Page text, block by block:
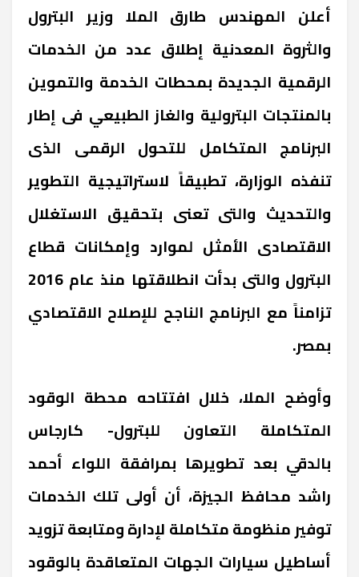
أعلن المهندس طارق الملا وزير البترول
والثروة المعدنية إطلاق عدد من الخدمات
الرقمية الجديدة بمحطات الخدمة والتموين
بالمنتجات البترولية والغاز الطبيعي فى إطار
البرنامج المتكامل للتحول الرقمى الذى
تنفذه الوزارة، تطبيقاً لاستراتيجية التطوير
والتحديث والتى تعنى بتحقيق الاستغلال
الاقتصادى الأمثل لموارد وإمكانات قطاع
البترول والتى بدأت انطلاقتها منذ عام 2016
تزامناً مع البرنامج الناجح للإصلاح الاقتصادي
بمصر.
وأوضح الملا، خلال افتتاحه محطة الوقود
المتكاملة التعاون للبترول- كارجاس
بالدقي بعد تطويرها بمرافقة اللواء أحمد
راشد محافظ الجيزة، أن أولى تلك الخدمات
توفير منظومة متكاملة لإدارة ومتابعة تزويد
أساطيل سيارات الجهات المتعاقدة بالوقود